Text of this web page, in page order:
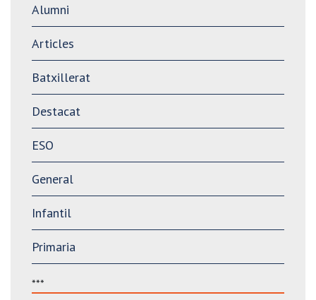
Alumni
Articles
Batxillerat
Destacat
ESO
General
Infantil
Primaria
***